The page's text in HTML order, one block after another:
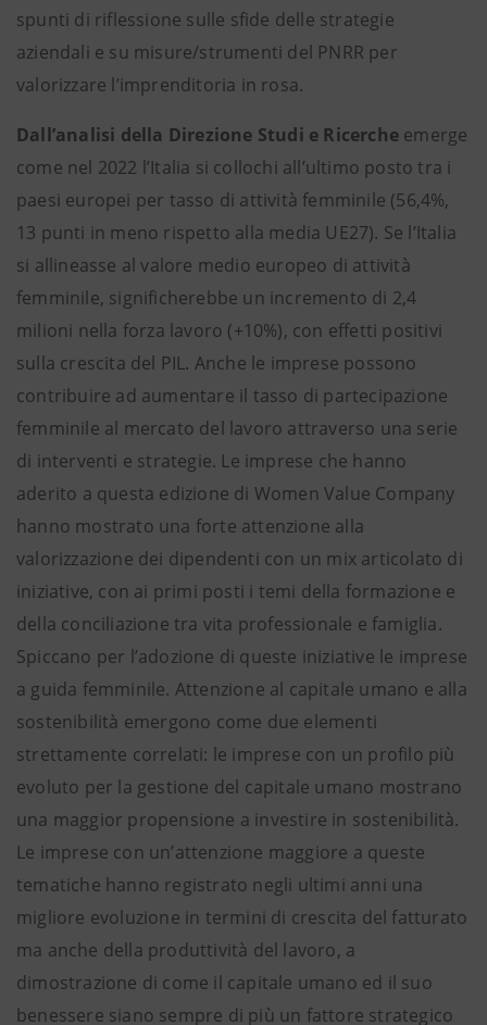
spunti di riflessione sulle sfide delle strategie
aziendali e su misure/strumenti del PNRR per
valorizzare l’imprenditoria in rosa.
Dall’analisi della Direzione Studi e Ricerche emerge
come nel 2022 l’Italia si collochi all’ultimo posto tra i
paesi europei per tasso di attività femminile (56,4%,
13 punti in meno rispetto alla media UE27). Se l’Italia
si allineasse al valore medio europeo di attività
femminile, significherebbe un incremento di 2,4
milioni nella forza lavoro (+10%), con effetti positivi
sulla crescita del PIL. Anche le imprese possono
contribuire ad aumentare il tasso di partecipazione
femminile al mercato del lavoro attraverso una serie
di interventi e strategie. Le imprese che hanno
aderito a questa edizione di Women Value Company
hanno mostrato una forte attenzione alla
valorizzazione dei dipendenti con un mix articolato di
iniziative, con ai primi posti i temi della formazione e
della conciliazione tra vita professionale e famiglia.
Spiccano per l’adozione di queste iniziative le imprese
a guida femminile. Attenzione al capitale umano e alla
sostenibilità emergono come due elementi
strettamente correlati: le imprese con un profilo più
evoluto per la gestione del capitale umano mostrano
una maggior propensione a investire in sostenibilità.
Le imprese con un’attenzione maggiore a queste
tematiche hanno registrato negli ultimi anni una
migliore evoluzione in termini di crescita del fatturato
ma anche della produttività del lavoro, a
dimostrazione di come il capitale umano ed il suo
benessere siano sempre di più un fattore strategico